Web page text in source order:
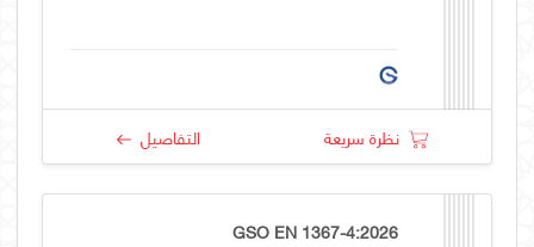
نظرة سريعة التفاصيل
GSO EN 1367-4:2026